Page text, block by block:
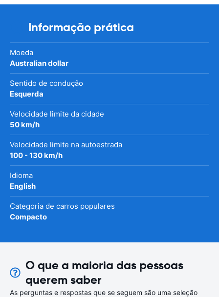
Informação prática
Moeda
Australian dollar
Sentido de condução
Esquerda
Velocidade limite da cidade
50 km/h
Velocidade limite na autoestrada
100 - 130 km/h
Idioma
English
Categoria de carros populares
Compacto
O que a maioria das pessoas
querem saber
As perguntas e respostas que se seguem são uma seleção